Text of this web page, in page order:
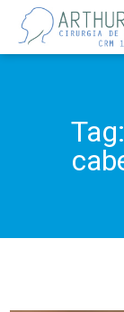
Tag: